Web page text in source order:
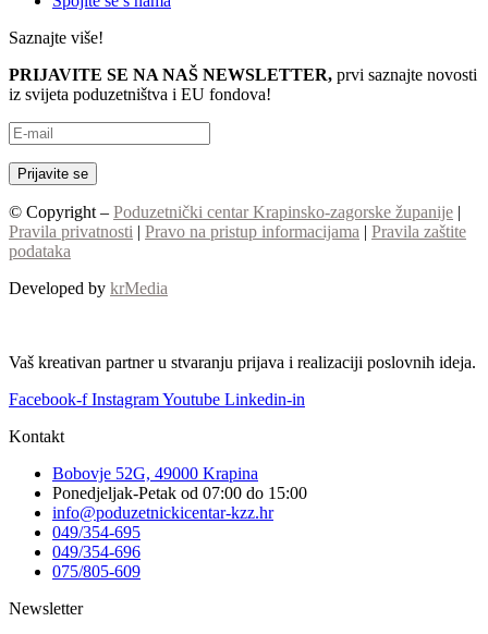
Saznajte više!
PRIJAVITE SE NA NAŠ NEWSLETTER, prvi saznajte novosti
iz svijeta poduzetništva i EU fondova!
© Copyright – Poduzetnički centar Krapinsko-zagorske županije |
Pravila privatnosti | Pravo na pristup informacijama | Pravila zaštite
podataka
Developed by krMedia
Vaš kreativan partner u stvaranju prijava i realizaciji poslovnih ideja.
Facebook-f InstagramYoutube Linkedin-in
Kontakt
Bobovje 52G, 49000 Krapina
Ponedjeljak-Petak od 07:00 do 15:00
info@poduzetnickicentar-kzz.hr
049/354-695
049/354-696
075/805-609
Newsletter